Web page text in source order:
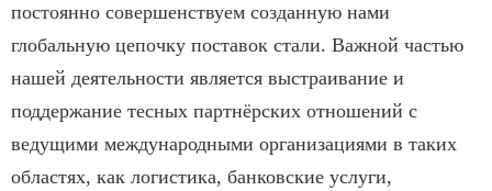
постоянно совершенствуем созданную нами
глобальную цепочку поставок стали. Важной частью
нашей деятельности является выстраивание и
поддержание тесных партнёрских отношений с
ведущими международными организациями в таких
областях, как логистика, банковские услуги,